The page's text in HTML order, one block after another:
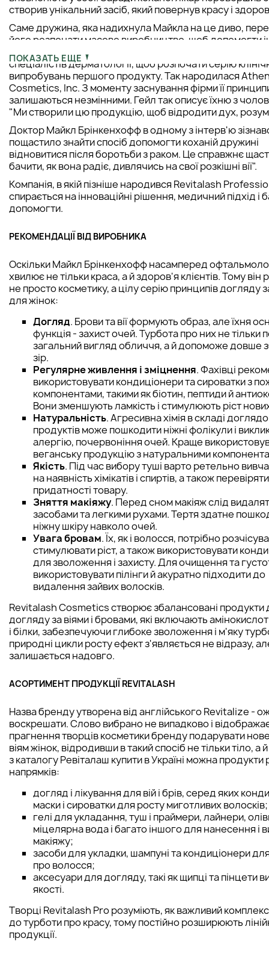
створив унікальний засіб, який повернув красу і
Саме дружина, яка надихнула Майкла на це диво,
його розпочати масове виробництво, щоб допомогти
жінкам. Тоді офтальмолог зібрав талановитих колег і
спеціалістів дерматології, щоб розпочати серію
випробувань першого продукту. Так народилася
Cosmetics, Inc. З моменту заснування фірми її
залишаються незмінними. Гейл так описує їхню з
"Ми створили цю продукцію, щоб відродити дух, розум
Доктор Майкл Брінкенхофф в одному з інтерв'ю
пощастило знайти спосіб допомогти коханій дружині
відновитися після боротьби з раком. Це справжнє
бачити, як вона радіє, дивлячись на свої розкішні вії".
Компанія, в якій пізніше народився Revitalash
спирається на інноваційні рішення, медичний підхід і
допомогти.
РЕКОМЕНДАЦІЇ ВІД ВИРОБНИКА
Оскільки Майкл Брінкенхофф насамперед
хвилює не тільки краса, а й здоров'я клієнтів. Тому він
не просто косметику, а цілу серію принципів догляду
для жінок:
Догляд. Брови та вії формують образ, але їхня
функція - захист очей. Турбота про них не тільки
загальний вигляд обличчя, а й допоможе довше
зір.
Регулярне живлення і зміцнення. Фахівці
використовувати кондиціонери та сироватки з
компонентами, такими як біотин, пептиди й
Вони зменшують ламкість і стимулюють ріст
Натуральність. Агресивна хімія в складі
продуктів може пошкодити ніжні фолікули і
алергію, почервоніння очей. Краще
веганську продукцію з натуральними
Якість. Під час вибору туші варто ретельно
на наявність хімікатів і спиртів, а також
придатності товару.
Зняття макіяжу. Перед сном макіяж слід
засобами та легкими рухами. Тертя здатне
ніжну шкіру навколо очей.
Увага бровам. Їх, як і волосся, потрібно
стимулювати ріст, а також використовувати
для зволоження і захисту. Для очищення та
використовувати пілінги й акуратно підходити до
видалення зайвих волосків.
Revitalash Cosmetics створює збалансовані продукти
догляду за віями і бровами, які включають
і білки, забезпечуючи глибоке зволоження і м'яку
природні цикли росту ефект з'являється не відразу,
залишається надовго.
АСОРТИМЕНТ ПРОДУКЦІЇ REVITALASH
Назва бренду утворена від англійського Revitalize -
воскрешати. Слово вибрано не випадково і
прагнення творців косметики бренду подарувати
віям жінок, відродивши в такий спосіб не тільки тіло, а
з каталогу Ревіталаш купити в Україні можна продукти
напрямків:
догляд і лікування для вій і брів, серед яких
маски і сироватки для росту миготливих волосків;
гелі для укладання, туш і праймери, лайнери,
міцелярна вода і багато іншого для нанесення і
макіяжу;
засоби для укладки, шампуні та кондиціонери
про волосся;
аксесуари для догляду, такі як щипці та пінцети
якості.
Творці Revitalash Pro розуміють, як важливий
до турботи про красу, тому постійно розширюють
продукції.
ПОКАЗАТЬ ЕЩЕ